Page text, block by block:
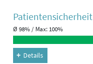
Patienten­sicherheit
Ø 98% / Max: 100%
Details